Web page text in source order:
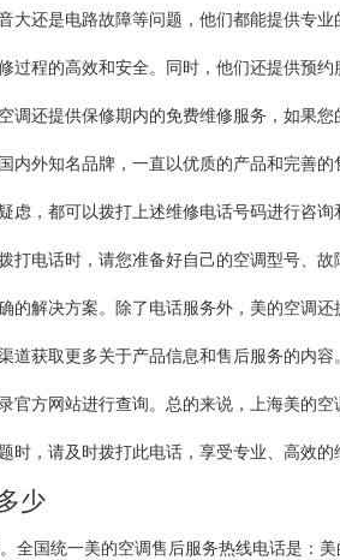
大还是电路故障等问题，他们都能提供专
过程的高效和安全。同时，他们还提供预
调还提供保修期内的免费维修服务，如果
内外知名品牌，一直以优质的产品和完善
虑，都可以拨打上述维修电话号码进行咨
打电话时，请您准备好自己的空调型号、
的解决方案。除了电话服务外，美的空调
道获取更多关于产品信息和售后服务的内
官方网站进行查询。总的来说，上海美的
，请及时拨打此电话，享受专业、高效的
少
全国统一美的空调售后服务热线电话是：